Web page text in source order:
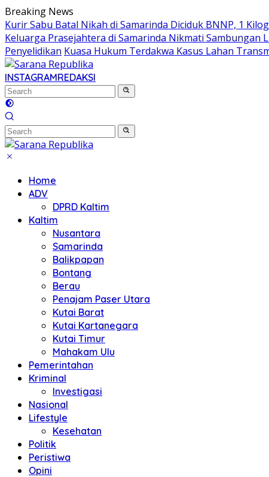
Skip
to
content
Breaking News
Kurir Sabu Batal Nikah di Samarinda Diciduk BNNP, 1
Keluarga Prasejahtera di Samarinda Nikmati Sambungan
Penyelidikan Kuasa Hukum Terdakwa Kasus Lahan
INSTAGRAMREDAKSI
Home
ADV
DPRD Kaltim
Kaltim
Nusantara
Samarinda
Balikpapan
Bontang
Berau
Penajam Paser Utara
Kutai Barat
Kutai Kartanegara
Kutai Timur
Mahakam Ulu
Pemerintahan
Kriminal
Investigasi
Nasional
Lifestyle
Kesehatan
Politik
Peristiwa
Opini